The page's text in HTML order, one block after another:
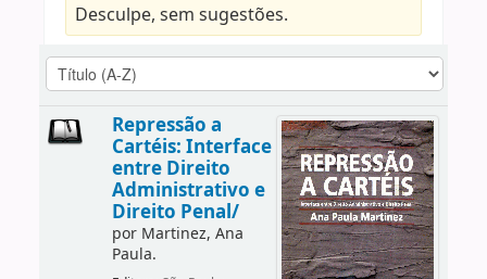
Desculpe, sem sugestões.
Repressão a
Cartéis: Interface
entre Direito
Administrativo e
Direito Penal/
por Martinez, Ana
Paula.